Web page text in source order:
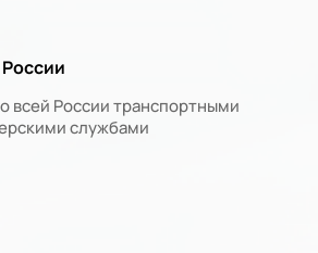
всей России транспортными
службами